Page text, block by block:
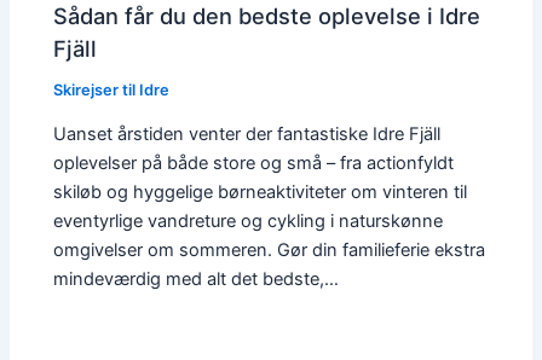
Sådan får du den bedste oplevelse i Idre
Fjäll
Skirejser til Idre
Uanset årstiden venter der fantastiske Idre Fjäll
oplevelser på både store og små – fra actionfyldt
skiløb og hyggelige børneaktiviteter om vinteren til
eventyrlige vandreture og cykling i naturskønne
omgivelser om sommeren. Gør din familieferie ekstra
mindeværdig med alt det bedste,…